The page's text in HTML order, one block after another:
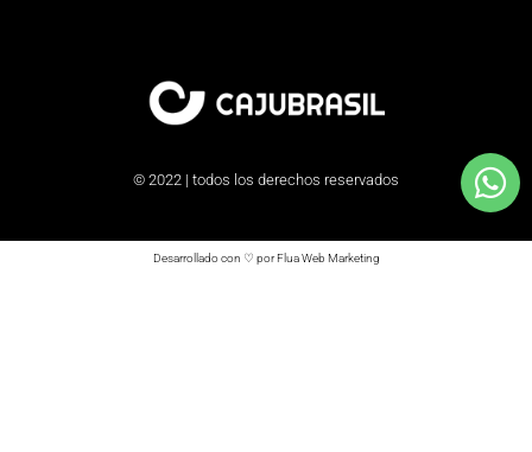
© 2022 | todos los derechos reservados
Desarrollado con ♡ por Flua Web Marketing